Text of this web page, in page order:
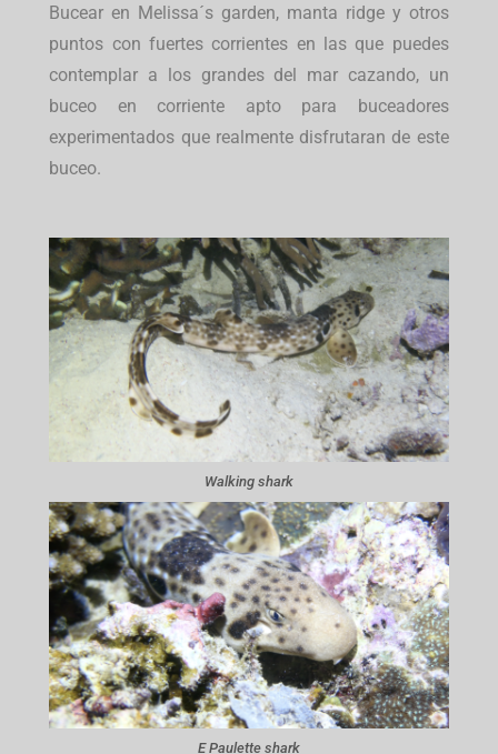
Bucear en Melissa´s garden, manta ridge y otros
puntos con fuertes corrientes en las que puedes
contemplar a los grandes del mar cazando, un
buceo en corriente apto para buceadores
experimentados que realmente disfrutaran de este
buceo.
Walking shark
E Paulette shark